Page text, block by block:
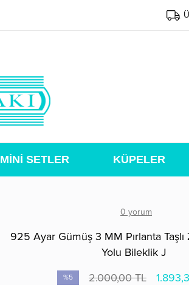
MİNİ SETLER KÜPELER
0 yorum
925 Ayar Gümüş 3 MM Pırlanta
Yolu Bileklik J
%5 2.000,00 TL